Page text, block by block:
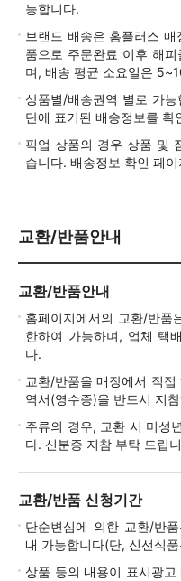
능합니다.
브랜드 배송은 홈플러스
품으로 주문완료 이후 해
며, 배송 평균 소요일은
상품별/배송권역 별로 가
단에 표기된 배송정보를 확
픽업 상품의 경우 상품 및
습니다. 배송정보 확인 페
교환/반품안내
교환/반품안내
홈페이지에서의 교환/반품
한하여 가능하며, 업체 택
다.
교환/반품을 매장에서 직
역서(영수증)을 반드시 지
주류의 경우, 교환 시 미성
다. 신분증 지참 부탁 드립
교환/반품 신청기간
단순변심에 의한 교환/반
내 가능합니다(단, 신선식
상품 등의 내용이 표시광